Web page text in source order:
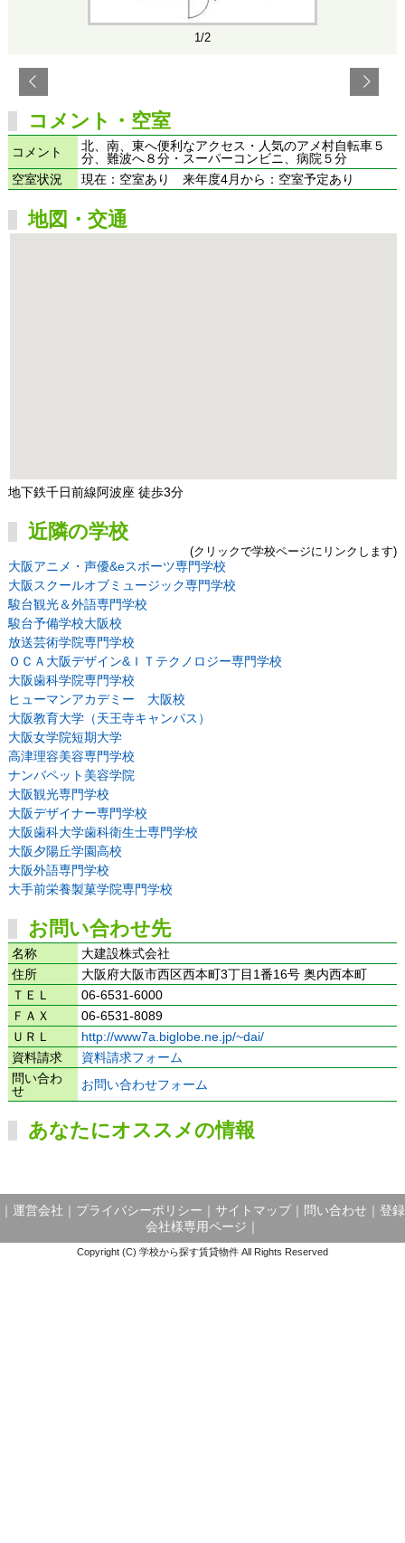
1/2
コメント・空室
コメント
北、南、東へ便利なアクセス・人気のアメ村自転車５
分、難波へ８分・スーパーコンビニ、病院５分
空室状況
現在：空室あり 来年度4月から：空室予定あり
地図・交通
地下鉄千日前線阿波座 徒歩3分
近隣の学校
(クリックで学校ページにリンクします)
大阪アニメ・声優&eスポーツ専門学校
大阪スクールオブミュージック専門学校
駿台観光＆外語専門学校
駿台予備学校大阪校
放送芸術学院専門学校
ＯＣＡ大阪デザイン&ＩＴテクノロジー専門学校
大阪歯科学院専門学校
ヒューマンアカデミー 大阪校
大阪教育大学（天王寺キャンパス）
大阪女学院短期大学
高津理容美容専門学校
ナンバペット美容学院
大阪観光専門学校
大阪デザイナー専門学校
大阪歯科大学歯科衛生士専門学校
大阪夕陽丘学園高校
大阪外語専門学校
大手前栄養製菓学院専門学校
お問い合わせ先
名称
大建設株式会社
住所
大阪府大阪市西区西本町3丁目1番16号 奥内西本町
ＴＥＬ
06-6531-6000
ＦＡＸ
06-6531-8089
ＵＲＬ
http://www7a.biglobe.ne.jp/~dai/
資料請求
資料請求フォーム
問い合わ
せ
お問い合わせフォーム
あなたにオススメの情報
運営会社 プライバシーポリシー サイトマップ｜ 問い合わせ
登録
会社様専用ページ
Copyright (C) 学校から探す賃貸物件 All Rights Reserved